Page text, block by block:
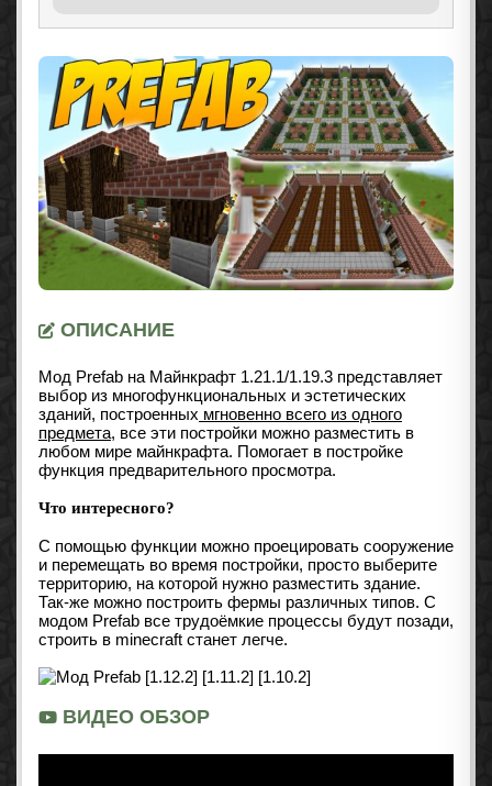
ОПИСАНИЕ
Мод Prefab на Майнкрафт 1.21.1/1.19.3 представляет
выбор из многофункциональных и эстетических
зданий, построенных мгновенно всего из одного
предмета, все эти постройки можно разместить в
любом мире майнкрафта. Помогает в постройке
функция предварительного просмотра.
Что интересного?
С помощью функции можно проецировать сооружение
и перемещать во время постройки, просто выберите
территорию, на которой нужно разместить здание.
Так-же можно построить фермы различных типов. С
модом Prefab все трудоёмкие процессы будут позади,
строить в minecraft станет легче.
ВИДЕО ОБЗОР